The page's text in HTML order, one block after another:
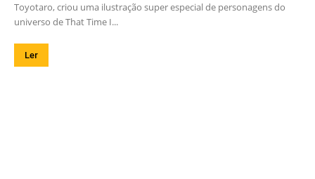
Toyotaro, criou uma ilustração super especial de personagens do
universo de That Time I...
Ler